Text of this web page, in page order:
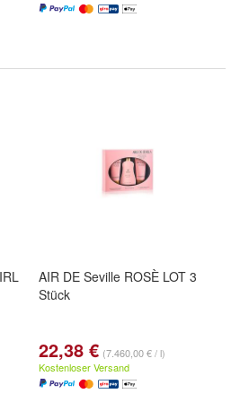
AIR DE Seville ROSÈ LOT 3
Stück
22,38 € (7.460,00 € / l)
Kostenloser Versand